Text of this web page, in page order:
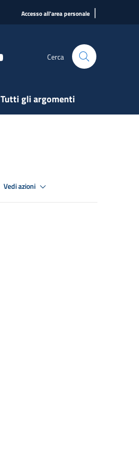
Accesso all'area personale |
Cerca
Tutti gli argomenti
Vedi azioni